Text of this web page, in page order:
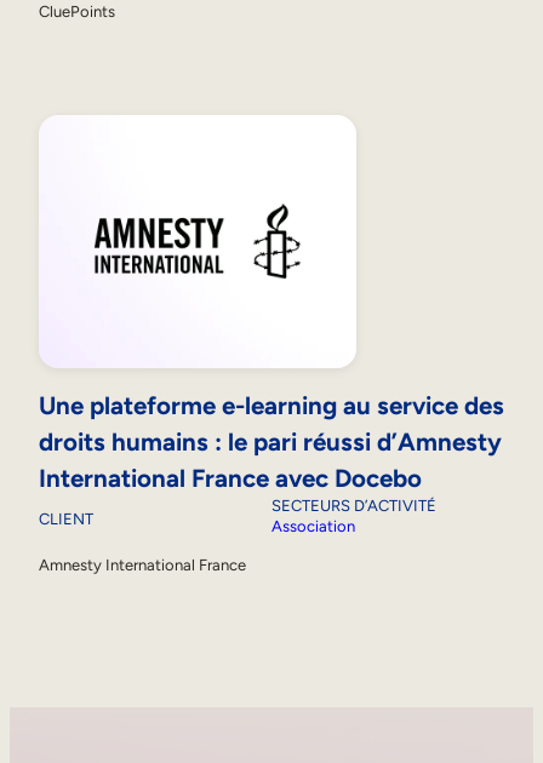
CluePoints
Une plateforme e-learning au service des
droits humains : le pari réussi d’Amnesty
International France avec Docebo
CLIENT
Amnesty International France
SECTEURS D’ACTIVITÉ
Association